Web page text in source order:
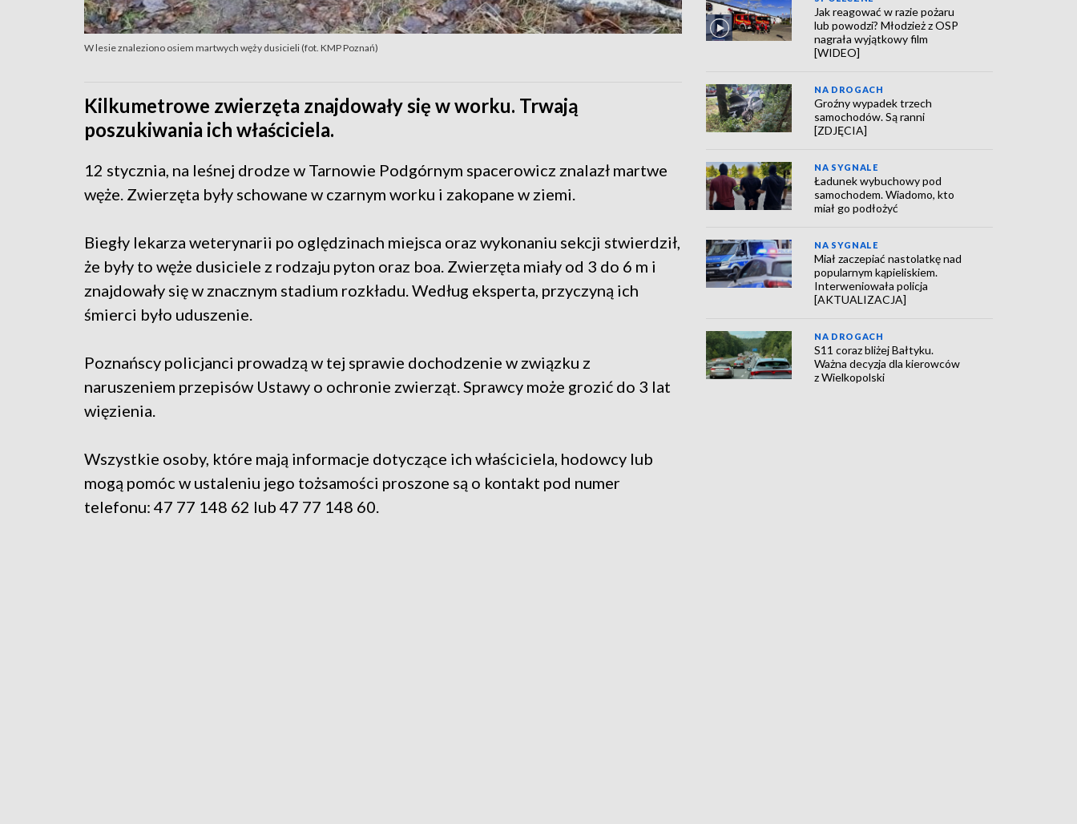
W lesie znaleziono osiem martwych węży dusicieli (fot. KMP Poznań)
Kilkumetrowe zwierzęta znajdowały się w worku. Trwają
poszukiwania ich właściciela.
12 stycznia, na leśnej drodze w Tarnowie Podgórnym spacerowicz znalazł martwe
węże. Zwierzęta były schowane w czarnym worku i zakopane w ziemi.
Biegły lekarza weterynarii po oględzinach miejsca oraz wykonaniu sekcji stwierdził,
że były to węże dusiciele z rodzaju pyton oraz boa. Zwierzęta miały od 3 do 6 m i
znajdowały się w znacznym stadium rozkładu. Według eksperta, przyczyną ich
śmierci było uduszenie.
Poznańscy policjanci prowadzą w tej sprawie dochodzenie w związku z
naruszeniem przepisów Ustawy o ochronie zwierząt. Sprawcy może grozić do 3 lat
więzienia.
Wszystkie osoby, które mają informacje dotyczące ich właściciela, hodowcy lub
mogą pomóc w ustaleniu jego tożsamości proszone są o kontakt pod numer
telefonu: 47 77 148 62 lub 47 77 148 60.
Jak reagować w razie pożaru
lub powodzi? Młodzież z OSP
nagrała wyjątkowy film
[WIDEO]
NA DROGACH
Groźny wypadek trzech
samochodów. Są ranni
[ZDJĘCIA]
NA SYGNALE
Ładunek wybuchowy pod
samochodem. Wiadomo, kto
miał go podłożyć
NA SYGNALE
Miał zaczepiać nastolatkę nad
popularnym kąpieliskiem.
Interweniowała policja
[AKTUALIZACJA]
NA DROGACH
S11 coraz bliżej Bałtyku.
Ważna decyzja dla kierowców
z Wielkopolski